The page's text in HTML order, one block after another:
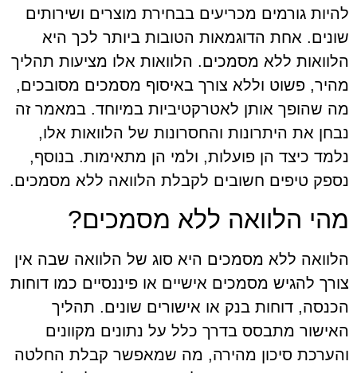
להיות גורמים מכריעים בבחירת מוצרים ושירותים
שונים. אחת הדוגמאות הטובות ביותר לכך היא
הלוואות ללא מסמכים. הלוואות אלו מציעות תהליך
מהיר, פשוט וללא צורך באיסוף מסמכים מסובכים,
מה שהופך אותן לאטרקטיביות במיוחד. במאמר זה
נבחן את היתרונות והחסרונות של הלוואות אלו,
נלמד כיצד הן פועלות, ולמי הן מתאימות. בנוסף,
נספק טיפים חשובים לקבלת הלוואה ללא מסמכים.
מהי הלוואה ללא מסמכים?
הלוואה ללא מסמכים היא סוג של הלוואה שבה אין
צורך להגיש מסמכים אישיים או פיננסיים כמו דוחות
הכנסה, דוחות בנק או אישורים שונים. תהליך
האישור מתבסס בדרך כלל על נתונים מקוונים
והערכת סיכון מהירה, מה שמאפשר קבלת החלטה